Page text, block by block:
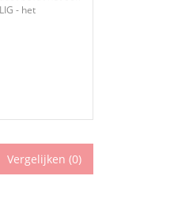
- het
Vergelijken (0)